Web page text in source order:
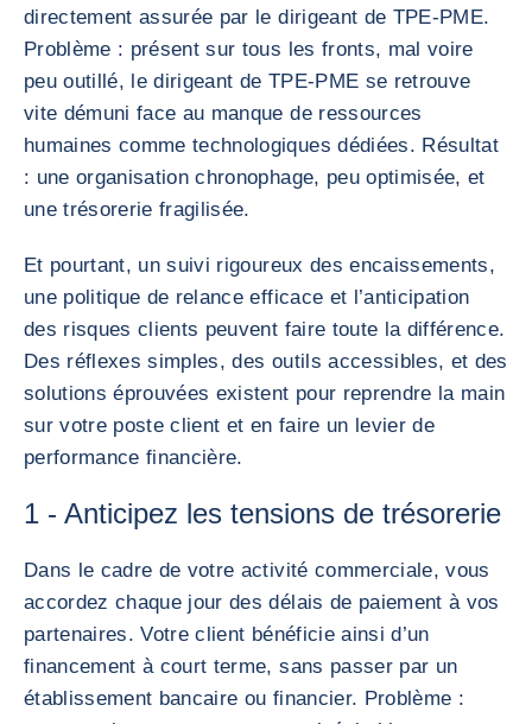
directement assurée par le dirigeant de TPE-PME.
Problème : présent sur tous les fronts, mal voire
peu outillé, le dirigeant de TPE-PME se retrouve
vite démuni face au manque de ressources
humaines comme technologiques dédiées. Résultat
: une organisation chronophage, peu optimisée, et
une trésorerie fragilisée.
Et pourtant, un suivi rigoureux des encaissements,
une politique de relance efficace et l’anticipation
des risques clients peuvent faire toute la différence.
Des réflexes simples, des outils accessibles, et des
solutions éprouvées existent pour reprendre la main
sur votre poste client et en faire un levier de
performance financière.
1 - Anticipez les tensions de trésorerie
Dans le cadre de votre activité commerciale, vous
accordez chaque jour des délais de paiement à vos
partenaires. Votre client bénéficie ainsi d’un
financement à court terme, sans passer par un
établissement bancaire ou financier. Problème :